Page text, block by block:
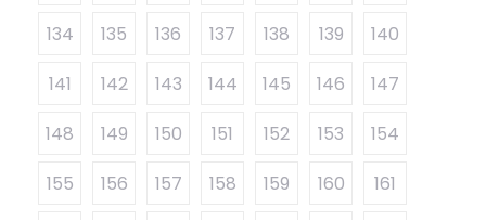
134
135 136 137 138 139
140
141
142 143 144 145 146
147
148
149 150 151 152 153
154
155
156 157 158 159 160
161